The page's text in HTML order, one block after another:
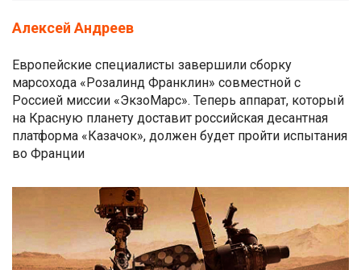
Алексей Андреев
Европейские специалисты завершили сборку
марсохода «Розалинд Франклин» совместной с
Россией миссии «ЭкзоМарс». Теперь аппарат, который
на Красную планету доставит российская десантная
платформа «Казачок», должен будет пройти испытания
во Франции